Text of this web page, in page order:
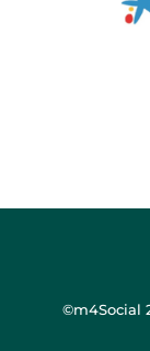
©m4Social